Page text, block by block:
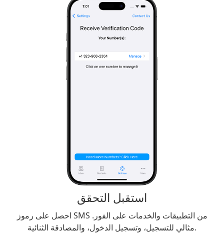
استقبل التحقق
احصل على رموز SMS من التطبيقات والخدمات على الفور.
مثالي للتسجيل، وتسجيل الدخول، والمصادقة الثنائية.